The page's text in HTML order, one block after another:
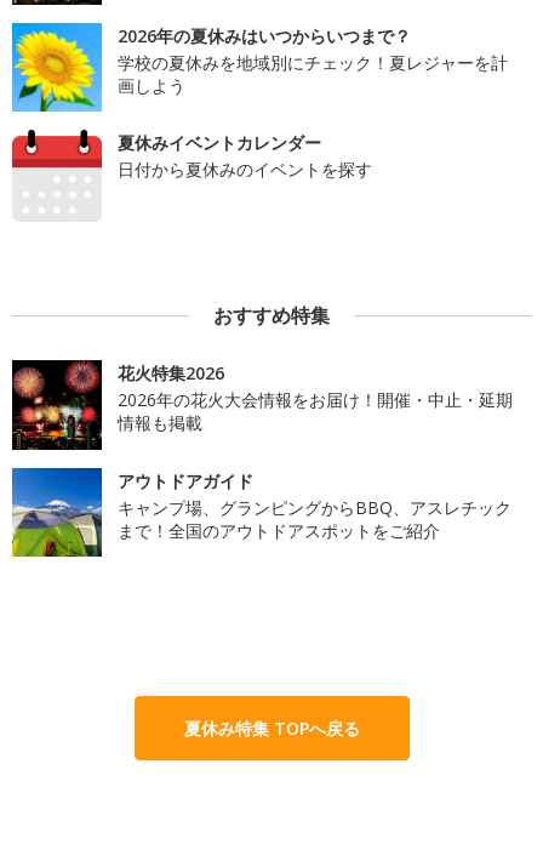
2026年の夏休みはいつからいつまで？
学校の夏休みを地域別にチェック！夏レジャーを計
画しよう
夏休みイベントカレンダー
日付から夏休みのイベントを探す
おすすめ特集
花火特集2026
2026年の花火大会情報をお届け！開催・中止・延期
情報も掲載
アウトドアガイド
キャンプ場、グランピングからBBQ、アスレチック
まで！全国のアウトドアスポットをご紹介
夏休み特集 TOPへ戻る